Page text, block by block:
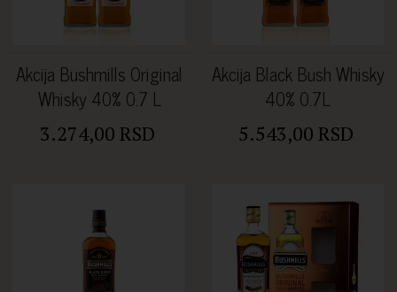
Akcija Bushmills Original
Whisky 40% 0.7 L
3.274,00 RSD
Akcija Black Bush Whisky
40% 0.7L
5.543,00 RSD